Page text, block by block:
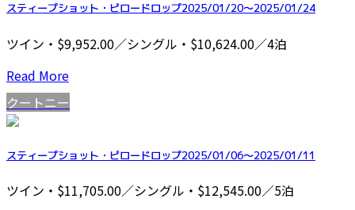
スティープショット・ピロードロップ2025/01/20～2025/01/24
ツイン・$9,952.00／シングル・$10,624.00／4泊
Read More
クートニー
スティープショット・ピロードロップ2025/01/06～2025/01/11
ツイン・$11,705.00／シングル・$12,545.00／5泊